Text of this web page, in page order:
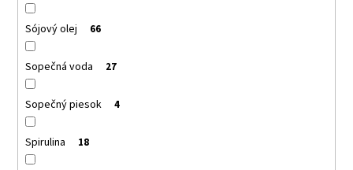
Sójový olej 66
Sopečná voda 27
Sopečný piesok 4
Spirulina 18